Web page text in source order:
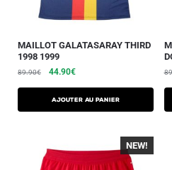
MAILLOT GALATASARAY THIRD
1998 1999
89.90€ 44.90€
AJOUTER AU PANIER
NEW!